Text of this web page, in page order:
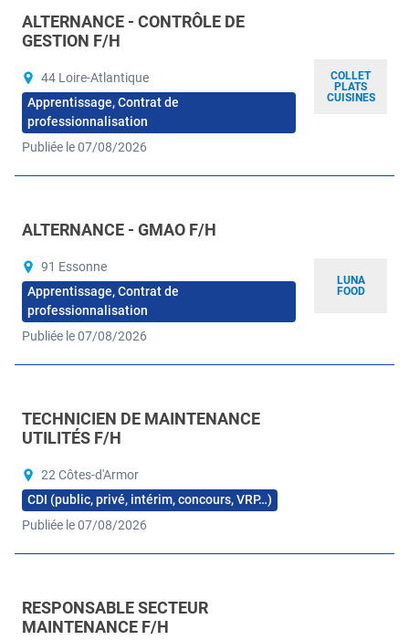
COLLET
PLATS
CUISINES
ALTERNANCE - CONTRÔLE DE
GESTION F/H
44 Loire-Atlantique
Apprentissage, Contrat de
professionnalisation
Publiée le 07/08/2026
LUNA
FOOD
ALTERNANCE - GMAO F/H
91 Essonne
Apprentissage, Contrat de
professionnalisation
Publiée le 07/08/2026
TECHNICIEN DE MAINTENANCE
UTILITÉS F/H
22 Côtes-d'Armor
CDI (public, privé, intérim, concours, VRP…)
Publiée le 07/08/2026
RESPONSABLE SECTEUR
MAINTENANCE F/H